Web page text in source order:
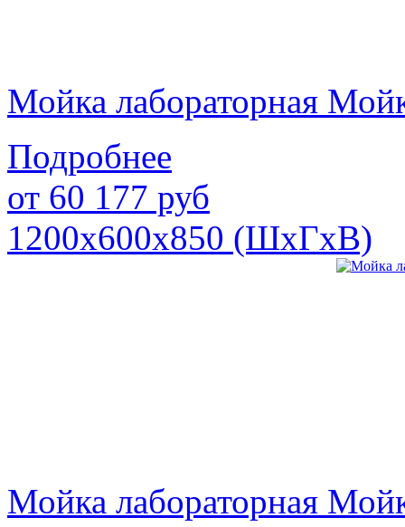
Мойка лабораторная
Подробнее
от 60 177 руб
1200х600х850 (ШхГхВ)
Мойка лабораторная